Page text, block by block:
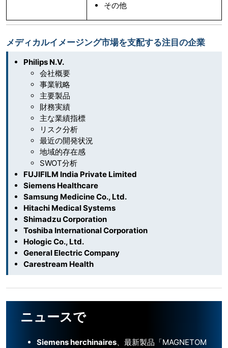
その他
メディカルイメージング市場を支配する注目の企業
Philips N.V.
会社概要
事業戦略
主要製品
財務実績
主な業績指標
リスク分析
最近の開発状況
地域的存在感
SWOT分析
FUJIFILM India Private Limited
Siemens Healthcare
Samsung Medicine Co., Ltd.
Hitachi Medical Systems
Shimadzu Corporation
Toshiba International Corporation
Hologic Co., Ltd.
General Electric Company
Carestream Health
ニュースで
Siemens herchinaires、最新製品「MAGNETOM